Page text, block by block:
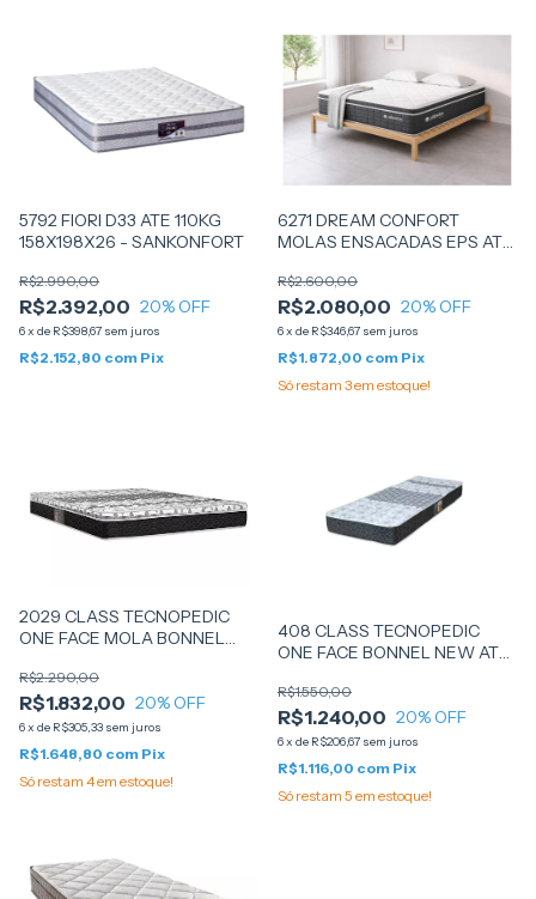
5792 FIORI D33 ATE 110KG
158X198X26 - SANKONFORT
R$2.392,00
R$2.990,00
20% OFF
6x de R$398,67 sem juros
R$2.152,80 com Pix
6271 DREAM CONFORT
MOLAS ENSACADAS EPS ATE
PILLOWTEX
R$2.080,00
R$2.600,00
20% OFF
6x de R$346,67 sem juros
R$1.872,00 com Pix
Só restam 3em estoque!
2029 CLASS TECNOPEDIC
ONE FACE MOLA BONNEL
- 78284 - CASTOR
R$1.832,00
R$2.290,00
20% OFF
6x de R$305,33 sem juros
R$1.648,80 com Pix
Só restam 4em estoque!
408 CLASS TECNOPEDIC
ONE FACE BONNEL NEW ATE
R$1.240,00
R$1.550,00
20% OFF
6x de R$206,67 sem juros
R$1.116,00 com Pix
Só restam 5 em estoque!